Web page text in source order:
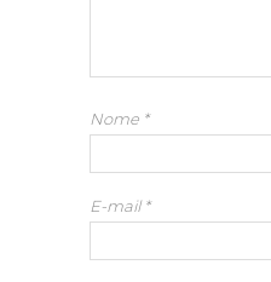
Nome *
E-mail*